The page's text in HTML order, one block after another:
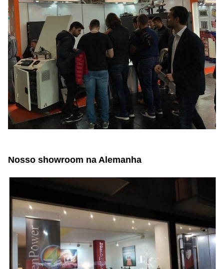
Nosso showroom na Alemanha